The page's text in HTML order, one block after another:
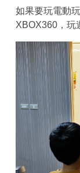
如果要玩電動
XBOX360，玩